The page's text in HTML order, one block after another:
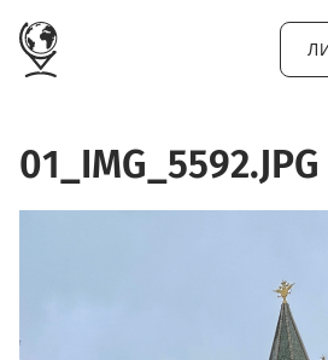
01_IMG_5592.JPG